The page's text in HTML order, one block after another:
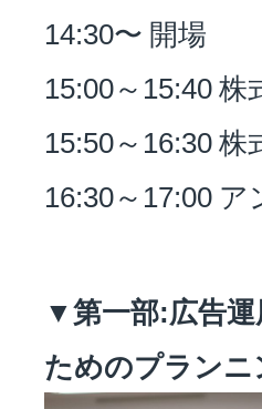
14:30〜 開場
15:00～15:40 株
15:50～16:30
16:30～17:00
▼第一部:広告運
ためのプラン